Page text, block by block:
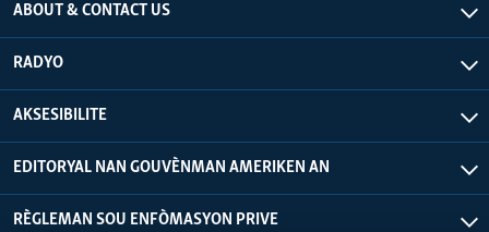
ABOUT & CONTACT US
RADYO
AKSESIBILITE
EDITORYAL NAN GOUVÈNMAN AMERIKEN AN
RÈGLEMAN SOU ENFÒMASYON PRIVE